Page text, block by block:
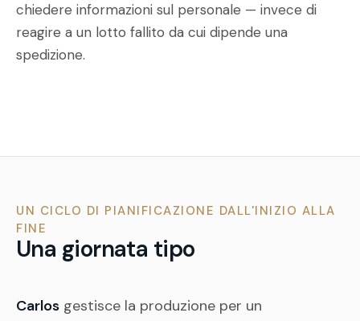
chiedere informazioni sul personale — invece di
reagire a un lotto fallito da cui dipende una
spedizione.
UN CICLO DI PIANIFICAZIONE DALL'INIZIO ALLA
FINE
Una giornata tipo
Carlos gestisce la produzione per un